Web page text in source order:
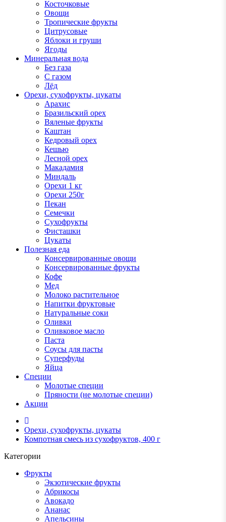
Косточковые
Овощи
Тропические фрукты
Цитрусовые
Яблоки и груши
Ягоды
Минеральная вода
Без газа
С газом
Лёд
Орехи, сухофрукты, цукаты
Арахис
Бразильский орех
Вяленые фрукты
Каштан
Кедровый орех
Кешью
Лесной орех
Макадамия
Миндаль
Орехи 1 кг
Орехи 250г
Пекан
Семечки
Сухофрукты
Фисташки
Цукаты
Полезная еда
Консервированные овощи
Консервированные фрукты
Кофе
Мед
Молоко растительное
Напитки фруктовые
Натуральные соки
Оливки
Оливковое масло
Паста
Соусы для пасты
Суперфуды
Яйца
Специи
Молотые специи
Пряности (не молотые специи)
Акции
Орехи, сухофрукты, цукаты
Компотная смесь из сухофруктов, 400 г
Категории
Фрукты
Экзотические фрукты
Абрикосы
Авокадо
Ананас
Апельсины